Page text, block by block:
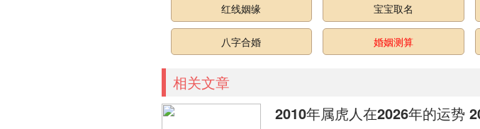
红线姻缘 宝宝取名
八字合婚 婚姻测算
相关文章
2010年属虎人在2026年的运势